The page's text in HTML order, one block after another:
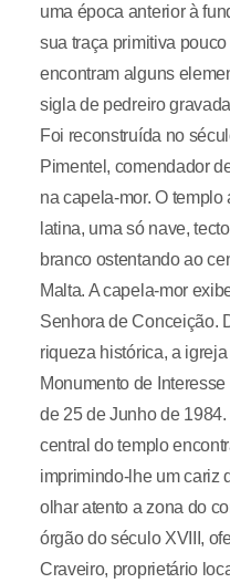
uma época anterior à
sua traça primitiva
encontram alguns
sigla de pedreiro
Foi reconstruída no
Pimentel, comendador
na capela-mor. O
latina, uma só nave,
branco ostentando ao
Malta. A capela-mor
Senhora de Conceição.
riqueza histórica, a
Monumento de
de 25 de Junho de
central do templo
imprimindo-lhe um cariz
olhar atento a zona do
órgão do século XVIII,
Craveiro, proprietário